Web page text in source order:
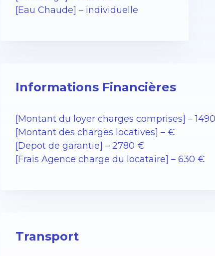
[Eau Chaude] – individuelle
Informations Financières
[Montant du loyer charges comprises] –
[Montant des charges locatives] – €
[Depot de garantie] – 2780 €
[Frais Agence charge du locataire] – 630 €
Transport